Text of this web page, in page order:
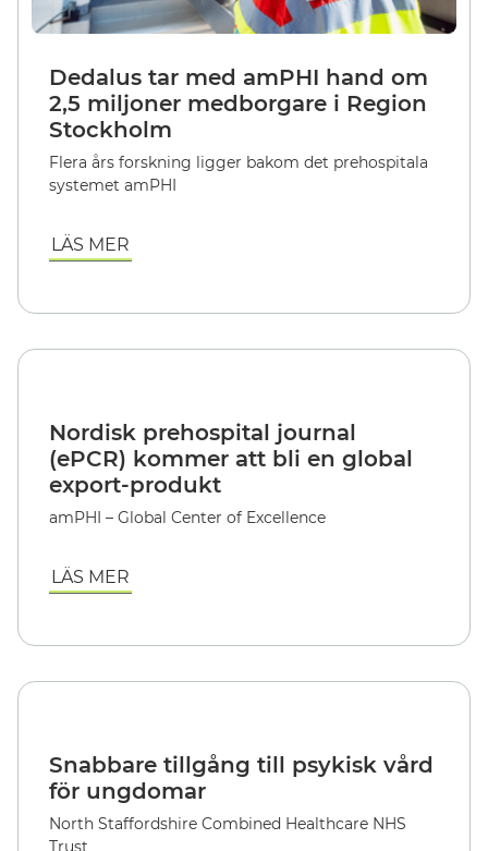
Dedalus tar med amPHI hand om
2,5 miljoner medborgare i Region
Stockholm
Flera års forskning ligger bakom det prehospitala
systemet amPHI
LÄS MER
Nordisk prehospital journal
(ePCR) kommer att bli en global
export-produkt
amPHI – Global Center of Excellence
LÄS MER
Snabbare tillgång till psykisk vård
för ungdomar
North Staffordshire Combined Healthcare NHS
Trust